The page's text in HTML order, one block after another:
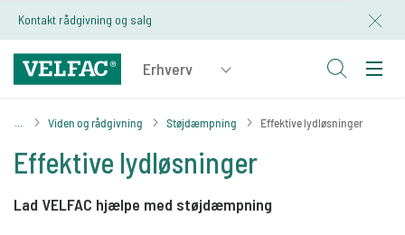
Kontakt rådgivning og salg
Viden og rådgivning Støjdæmpning Effektive lydløsninger
Effektive lydløsninger
Lad VELFAC hjælpe med støjdæmpning